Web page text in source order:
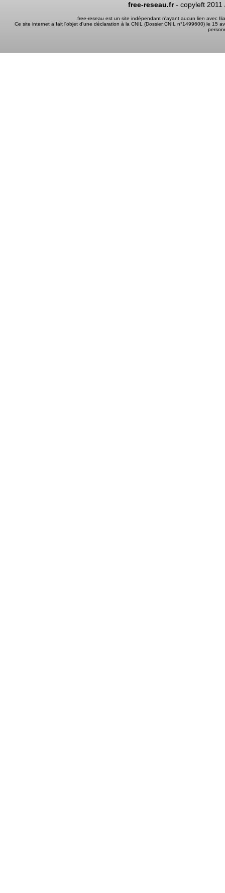
free-reseau.fr- copyleft 2011
free-reseau est un site indépendant n'ayant aucun lien avec
Ce site internet a fait l'objet d'une déclaration à la CNIL (Dossier CNIL n°1499600) le 15